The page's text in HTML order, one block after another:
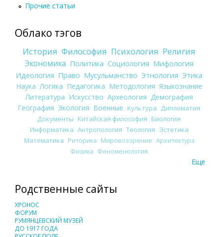
Прочие статьи
Облако тэгов
История Философия Психология Религия
Экономика Политика Социология Мифология
Идеология Право Мусульманство Этнология Этика
Наука Логика Педагогика Методология Языкознание
Литература Искусство Археология Демография
География Экология Военные Культура
Дипломатия
Документы Китайская философия Биология
Информатика Антропология Теология Эстетика
Математика Риторика Мировоззрение Архитектура
Физика Феноменология
Еще
Родственные сайты
ХРОНОС
ФОРУМ
РУМЯНЦЕВСКИЙ МУЗЕЙ
ДО 1917 ГОДА